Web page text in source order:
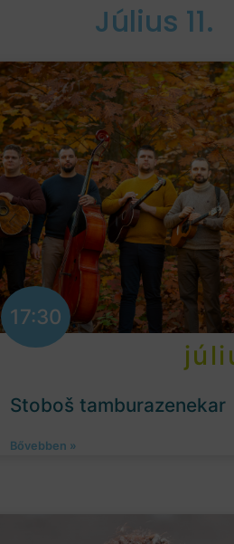
Július 11.
17:30
Stoboš tamburazenekar
Bővebben »